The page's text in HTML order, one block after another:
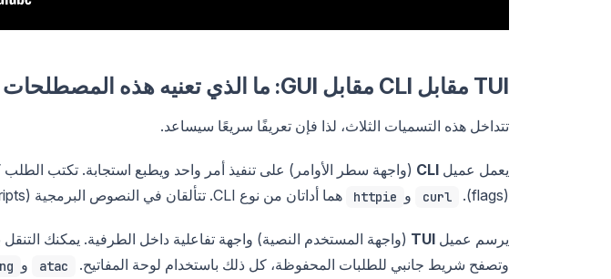
TUI مقابل CLI مقابل GUI: ما الذي تعنيه هذه المصطلحات
تتداخل هذه التسميات الثلاث، لذا فإن تعريفًا سريعًا سيساعد.
يعمل عميل CLI
(flags).
curl و httpie هما أداتان من نوع CLI. تتألقان في النصوص البرمجية (scripts) والمكالمات الفردية.
يرسم عميل TUI (واجهة المستخدم النصية) واجهة تفاعلية داخل الطرفية. يمكنك
وتصفح شريط جانبي للطلبات المحفوظة، كل ذلك باستخدام لوحة المفاتيح.
atac و